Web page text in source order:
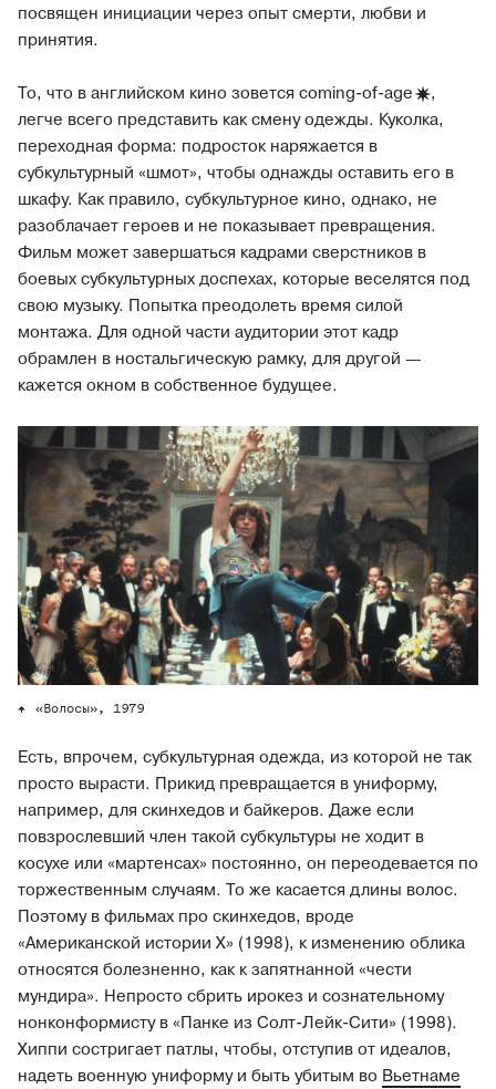
посвящен инициации через опыт смерти, любви и
принятия.
То, что в английском кино зовется coming-of-age
,
легче всего представить как смену одежды. Куколка,
переходная форма: подросток наряжается в
субкультурный «шмот», чтобы однажды оставить его в
шкафу. Как правило, субкультурное кино, однако, не
разоблачает героев и не показывает превращения.
Фильм может завершаться кадрами сверстников в
боевых субкультурных доспехах, которые веселятся под
свою музыку. Попытка преодолеть время силой
монтажа. Для одной части аудитории этот кадр
обрамлен в ностальгическую рамку, для другой —
кажется окном в собственное будущее.
«Волосы», 1979
Есть, впрочем, субкультурная одежда, из которой не так
просто вырасти. Прикид превращается в униформу,
например, для скинхедов и байкеров. Даже если
повзрослевший член такой субкультуры не ходит в
косухе или «мартенсах» постоянно, он переодевается по
торжественным случаям. То же касается длины волос.
Поэтому в фильмах про скинхедов, вроде
«Американской истории X» (1998), к изменению облика
относятся болезненно, как к запятнанной «чести
мундира». Непросто сбрить ирокез и сознательному
нонконформисту в «Панке из Солт-Лейк-Сити» (1998).
Хиппи состригает патлы, чтобы, отступив от идеалов,
надеть военную униформу и быть убитым во Вьетнаме